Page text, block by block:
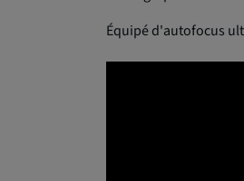
Équipé d'autofocus